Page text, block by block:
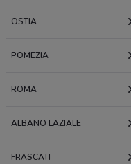
OSTIA
POMEZIA
ROMA
ALBANO LAZIALE
FRASCATI